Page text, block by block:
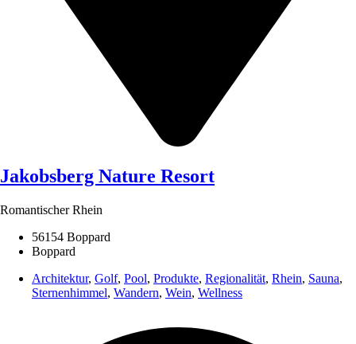
Jakobsberg Nature Resort
Romantischer Rhein
56154 Boppard
Boppard
Architektur, Golf, Pool, Produkte, Regionalität, Rhein, Sauna,
Sternenhimmel, Wandern, Wein, Wellness